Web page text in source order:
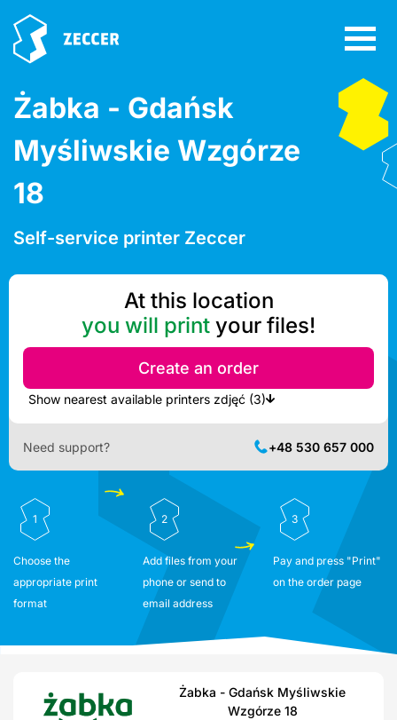
Żabka - Gdańsk
Myśliwskie Wzgórze
18
Self-service printer Zeccer
At this location
you will print your files!
Create an order
Show nearest available printers zdjęć (3)
Need support? +48 530 657 000
1
Choose the
appropriate print
format
2
Add files from your
phone or send to
email address
3
Pay and press "Print"
on the order page
Żabka - Gdańsk Myśliwskie
Wzgórze 18